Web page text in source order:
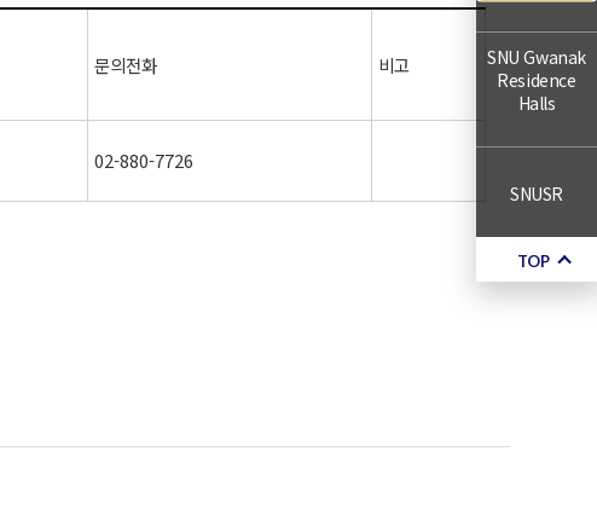
문의전화
비고
02-880-7726
SNU Gwanak
Residence
Halls
SNUSR
TOP